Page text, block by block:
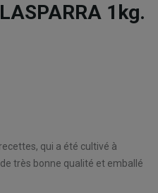
1kg.
qui a été cultivé à
très bonne qualité et emballé